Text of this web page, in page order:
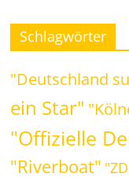
Schlagwörter
"Deutschland
ein Star"
"Offizielle
"Riverboat"